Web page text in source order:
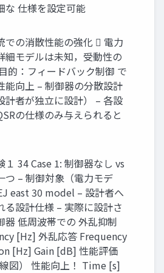
な 仕様を設定可能
での消散性能の強化  電力
細モデルは未知，受動性の
的：フィードバック制御 で
能向上 – 制御器の分散設計
計者が独立に設計） – 各設
の仕様のみ与えられると
１ 34 Case 1: 制御器なし vs
つ – 制御対象（電力モデ
east 30 model – 設計者へ
る設計仕様 – 実際に設計さ
器 低周波帯での 外乱抑制
[Hz] 外乱応答 Frequency
[Hz] Gain [dB] 性能評価
図） 性能向上！ Time [s]